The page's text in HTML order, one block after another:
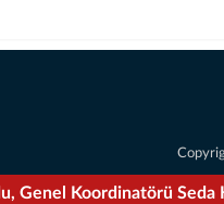
Genel Koordinatörü Seda